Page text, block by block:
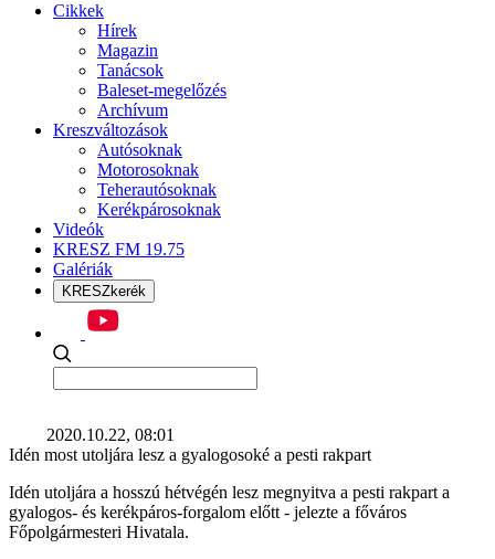
Cikkek
Hírek
Magazin
Tanácsok
Baleset-megelőzés
Archívum
Kreszváltozások
Autósoknak
Motorosoknak
Teherautósoknak
Kerékpárosoknak
Videók
KRESZ FM 19.75
Galériák
KRESZkerék
2020.10.22, 08:01
Idén most utoljára lesz a gyalogosoké a pesti rakpart
Idén utoljára a hosszú hétvégén lesz megnyitva a pesti rakpart a
gyalogos- és kerékpáros-forgalom előtt - jelezte a főváros
Főpolgármesteri Hivatala.